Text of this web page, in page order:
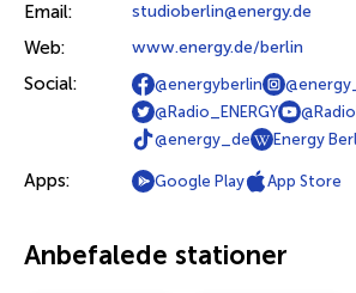
Email: studioberlin@energy.de
Web: www.energy.de/berlin
Social: @energyberlin
@Radio_ENERGY
@energy_de
Energy
Apps: Google Play App Store
Anbefalede stationer